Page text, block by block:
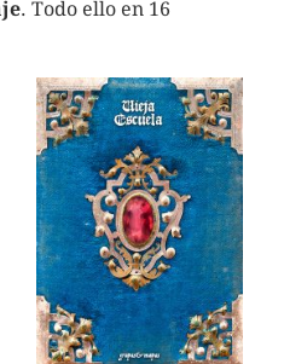
. Todo ello en 16